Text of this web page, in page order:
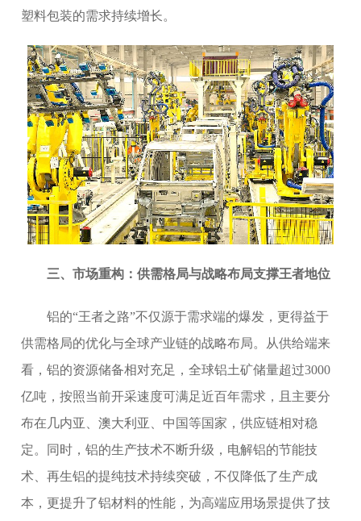
塑料包装的需求持续增长。
三、市场重构：供需格局与战略布局支撑王者地位
铝的“王者之路”不仅源于需求端的爆发，更得益于
供需格局的优化与全球产业链的战略布局。从供给端来
看，铝的资源储备相对充足，全球铝土矿储量超过3000
亿吨，按照当前开采速度可满足近百年需求，且主要分
布在几内亚、澳大利亚、中国等国家，供应链相对稳
定。同时，铝的生产技术不断升级，电解铝的节能技
术、再生铝的提纯技术持续突破，不仅降低了生产成
本，更提升了铝材料的性能，为高端应用场景提供了技